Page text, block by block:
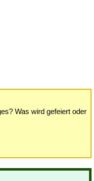
Was wird gefeiert oder